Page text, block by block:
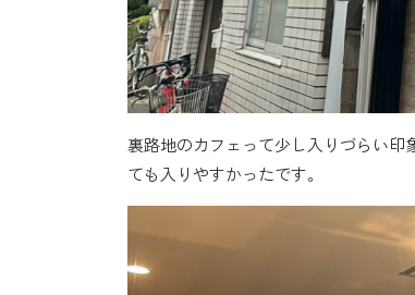
裏路地のカフェって少し入りづらい印
ても入りやすかったです。